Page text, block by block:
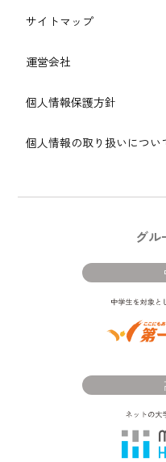
サイトマップ
運営会社
個人情報保護方針
個人情報の取り扱いについ
グル